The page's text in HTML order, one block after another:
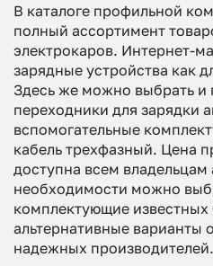
В каталоге профильной
полный ассортимент
электрокаров. Интернет-
зарядные устройства как
Здесь же можно выбрать и
переходники для зарядки
вспомогательные
кабель трехфазный. Цена
доступна всем владельцам
необходимости можно
комплектующие известных
альтернативные варианты
надежных производителей.